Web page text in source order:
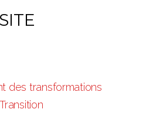
des transformations